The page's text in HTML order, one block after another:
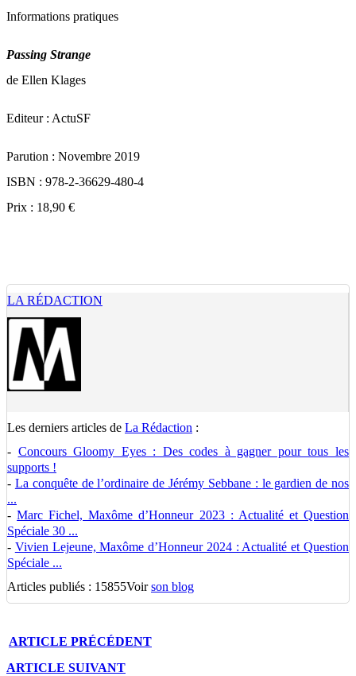
Informations pratiques
Passing Strange
de Ellen Klages
Editeur : ActuSF
Parution : Novembre 2019
ISBN : 978-2-36629-480-4
Prix : 18,90 €
LA RÉDACTION
Les derniers articles de La Rédaction :
- Concours Gloomy Eyes : Des codes à gagner pour tous les
supports !
- La conquête de l’ordinaire de Jérémy Sebbane : le gardien de nos
...
-Marc Fichel, Maxôme d’Honneur 2023 : Actualité et Question
Spéciale 30 ...
- Vivien Lejeune, Maxôme d’Honneur 2024 : Actualité et Question
Spéciale ...
Articles publiés : 15855Voirson blog
ARTICLE PRÉCÉDENT
ARTICLE SUIVANT